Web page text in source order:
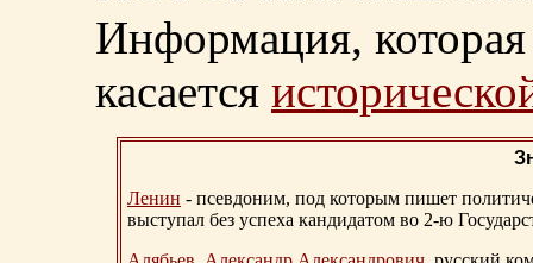
Информация, которая
касается
Ленин - псевдоним, под которым пишет
выступал без успеха кандидатом во 2-ю